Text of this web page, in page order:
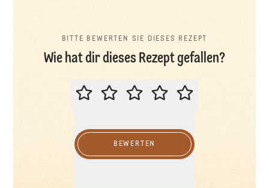
BITTE BEWERTEN SIE DIESES REZEPT
Wie hat dir dieses Rezept gefallen?
BITTE BEWERTEN SIE DIESES
BEWERTEN